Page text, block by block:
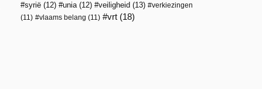
syrië (12) unia(12) veiligheid (13)
verkiezingen
(11)
vlaams belang (11) vrt (18)